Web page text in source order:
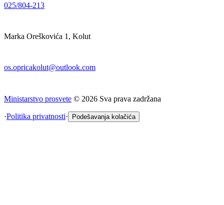
025/804-213
Marka Oreškovića 1, Kolut
os.opricakolut@outlook.com
Ministarstvo prosvete © 2026 Sva prava zadržana
·Politika privatnosti· Podešavanja kolačića